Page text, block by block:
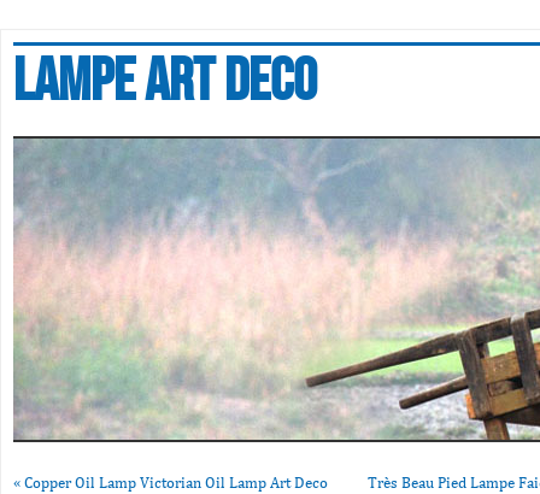
Lampe art deco
« Copper Oil Lamp Victorian Oil Lamp Art Deco
Très Beau Pied Lampe